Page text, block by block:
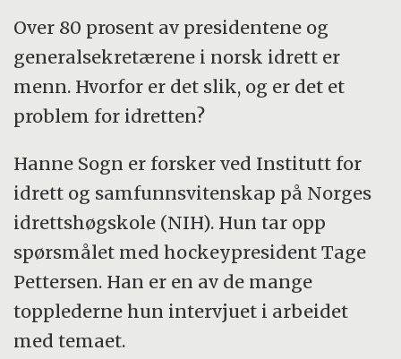
Over 80 prosent av presidentene og
generalsekretærene i norsk idrett er
menn. Hvorfor er det slik, og er det et
problem for idretten?
Hanne Sogn er forsker ved Institutt for
idrett og samfunnsvitenskap på Norges
idrettshøgskole (NIH). Hun tar opp
spørsmålet med hockeypresident Tage
Pettersen. Han er en av de mange
topplederne hun intervjuet i arbeidet
med temaet.